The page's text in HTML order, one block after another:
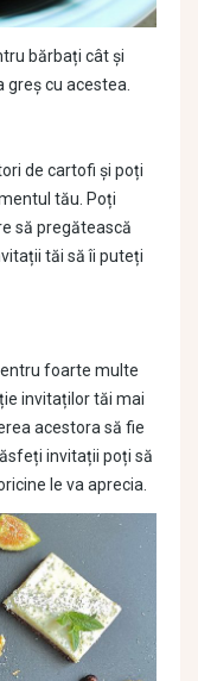
bărbați cât și
cu acestea.
de cartofi și poți
tău. Poți
să pregătească
tăi să îi puteți
foarte multe
invitaților tăi mai
acestora să fie
invitații poți să
le va aprecia.